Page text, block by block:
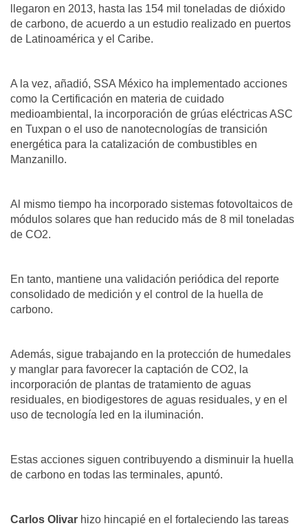
llegaron en 2013, hasta las 154 mil toneladas de dióxido
de carbono, de acuerdo a un estudio realizado en puertos
de Latinoamérica y el Caribe.
A la vez, añadió, SSA México ha implementado acciones
como la Certificación en materia de cuidado
medioambiental, la incorporación de grúas eléctricas ASC
en Tuxpan o el uso de nanotecnologías de transición
energética para la catalización de combustibles en
Manzanillo.
Al mismo tiempo ha incorporado sistemas fotovoltaicos de
módulos solares que han reducido más de 8 mil toneladas
de CO2.
En tanto, mantiene una validación periódica del reporte
consolidado de medición y el control de la huella de
carbono.
Además, sigue trabajando en la protección de humedales
y manglar para favorecer la captación de CO2, la
incorporación de plantas de tratamiento de aguas
residuales, en biodigestores de aguas residuales, y en el
uso de tecnología led en la iluminación.
Estas acciones siguen contribuyendo a disminuir la huella
de carbono en todas las terminales, apuntó.
Carlos Olivar hizo hincapié en el fortaleciendo las tareas